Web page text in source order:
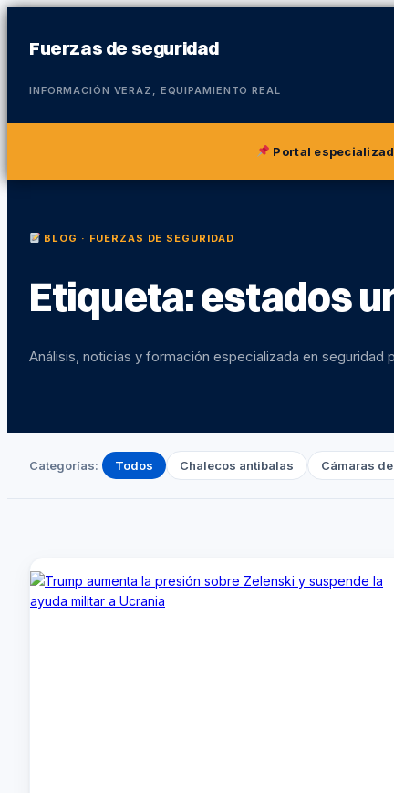
Fuerzas de seguridad
INFORMACIÓN VERAZ, EQUIPAMIENTO REAL
Portal
BLOG · FUERZAS DE SEGURIDAD
Etiqueta:estados
Análisis, noticias y formación especializada en
Categorías: Todos Chalecos antibalas Cámaras